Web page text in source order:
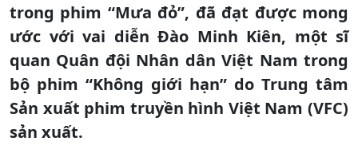
trong phim “Mưa đỏ”, đã đạt được mong
ước với vai diễn Đào Minh Kiên, một sĩ
quan Quân đội Nhân dân Việt Nam trong
bộ phim “Không giới hạn” do Trung tâm
Sản xuất phim truyền hình Việt Nam (VFC)
sản xuất.